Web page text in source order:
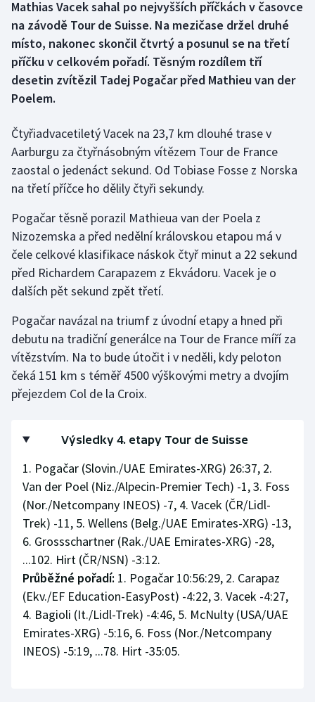
Florbal
Futsal
Golf
Házená
Jezdectví
Judo
Krasobruslení
Lezení
Lyže a snowboard
Moderní pětiboj
Motorsport
Parasport
Plavání
Plážový volejbal
Ragby
Rychlobruslení
Rychlostní kanoistika
Mathias Vacek sahal po nejvyšších příčkách v časovce
na závodě Tour de Suisse. Na mezičase držel druhé
místo, nakonec skončil čtvrtý a posunul se na třetí
příčku v celkovém pořadí. Těsným rozdílem tří
desetin zvítězil Tadej Pogačar před Mathieu van der
Poelem.
Čtyřiadvacetiletý Vacek na 23,7 km dlouhé trase v
Aarburgu za čtyřnásobným vítězem Tour de France
zaostal o jedenáct sekund. Od Tobiase Fosse z Norska
na třetí příčce ho dělily čtyři sekundy.
Pogačar těsně porazil Mathieua van der Poela z
Nizozemska a před nedělní královskou etapou má v
čele celkové klasifikace náskok čtyř minut a 22 sekund
před Richardem Carapazem z Ekvádoru. Vacek je o
dalších pět sekund zpět třetí.
Pogačar navázal na triumf z úvodní etapy a hned při
debutu na tradiční generálce na Tour de France míří za
vítězstvím. Na to bude útočit i v neděli, kdy peloton
čeká 151 km s téměř 4500 výškovými metry a dvojím
přejezdem Col de la Croix.
Výsledky 4. etapy Tour de Suisse
1. Pogačar (Slovin./UAE Emirates-XRG) 26:37, 2.
Van der Poel (Niz./Alpecin-Premier Tech) -1, 3. Foss
(Nor./Netcompany INEOS) -7, 4. Vacek (ČR/Lidl-
Trek) -11, 5. Wellens (Belg./UAE Emirates-XRG) -13,
6. Grossschartner (Rak./UAE Emirates-XRG) -28,
...102. Hirt (ČR/NSN) -3:12.
Průběžné pořadí: 1. Pogačar 10:56:29, 2. Carapaz
(Ekv./EF Education-EasyPost) -4:22, 3. Vacek -4:27,
4. Bagioli (It./Lidl-Trek) -4:46, 5. McNulty (USA/UAE
Emirates-XRG) -5:16, 6. Foss (Nor./Netcompany
INEOS) -5:19, ...78. Hirt -35:05.